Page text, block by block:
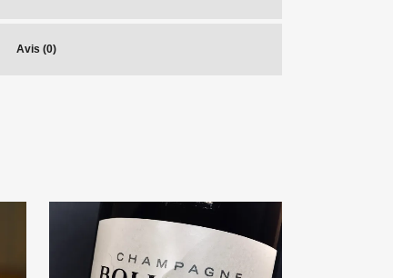
Avis (0)